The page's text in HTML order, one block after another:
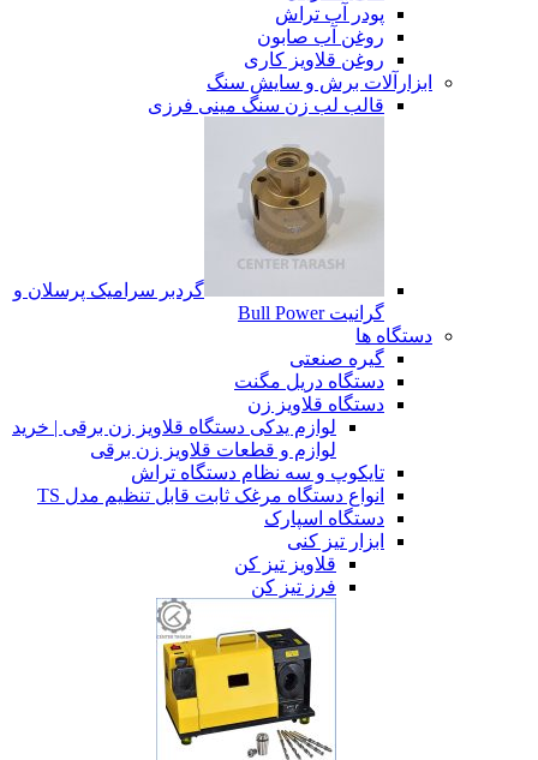
پودر آب تراش
روغن آب صابون
روغن قلاویز کاری
ابزارآلات برش و سایش سنگ
قالب لب زن سنگ مینی فرزی
گردبر سرامیک پرسلان و
گرانیت Bull Power
دستگاه ها
گیره صنعتی
دستگاه دریل مگنت
دستگاه قلاویز زن
لوازم یدکی دستگاه قلاویز زن برقی | خرید
لوازم و قطعات قلاویز زن برقی
تایکوپ و سه نظام دستگاه تراش
انواع دستگاه مرغک ثابت قابل تنظیم مدل TS
دستگاه اسپارک
ابزار تیز کنی
قلاویز تیز کن
فرز تیز کن